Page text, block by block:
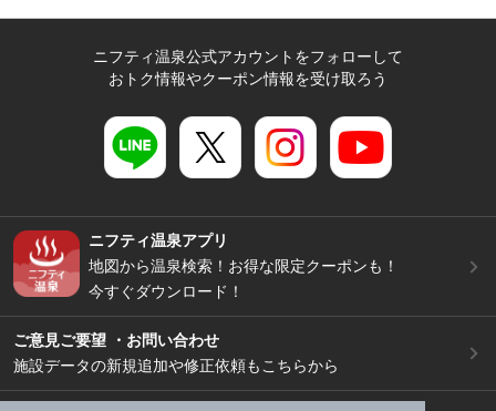
ニフティ温泉公式アカウントをフォローして
おトク情報やクーポン情報を受け取ろう
ニフティ温泉アプリ
地図から温泉検索！お得な限定クーポンも！
今すぐダウンロード！
ご意見ご要望 ・お問い合わせ
施設データの新規追加や修正依頼もこちらから